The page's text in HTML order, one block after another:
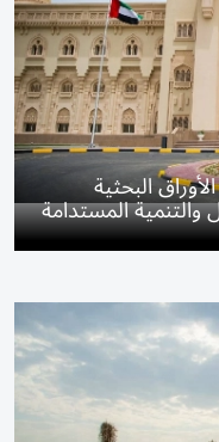
البحثية
المستدامة